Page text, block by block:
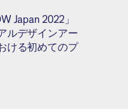
Japan 2022」
ルデザインアー
ける初めてのプ